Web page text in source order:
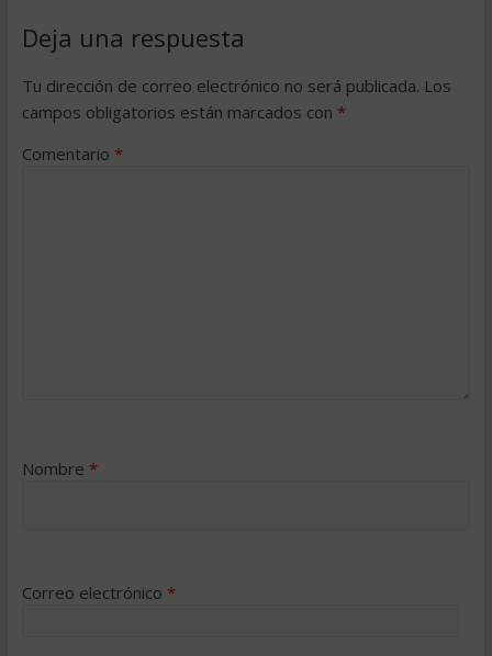
Deja una respuesta
Tu dirección de correo electrónico no será publicada. Los
campos obligatorios están marcados con *
Comentario *
Nombre *
Correo electrónico *